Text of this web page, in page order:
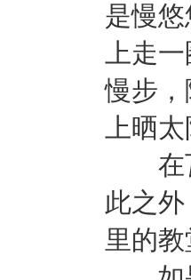
是慢
上走
慢步
上晒太
在瓦
此之
里的